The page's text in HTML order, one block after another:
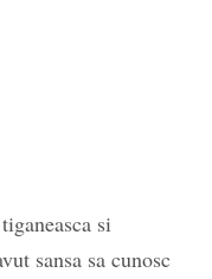
si
sansa sa cunosc